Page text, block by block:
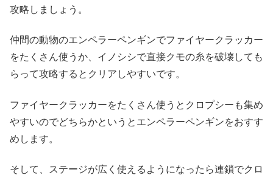
攻略しましょう。
仲間の動物のエンペラーペンギンでファイヤークラッカー
をたくさん使うか、イノシシで直接クモの糸を破壊しても
らって攻略するとクリアしやすいです。
ファイヤークラッカーをたくさん使うとクロプシーも集め
やすいのでどちらかというとエンペラーペンギンをおすす
めします。
そして、ステージが広く使えるようになったら連鎖でクロ